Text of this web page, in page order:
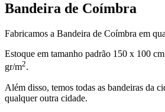
Bandeira de Coímbra
Fabricamos a Bandeira de Coímbra em
Estoque em tamanho padrão 150 x 100
gr/m2.
Além disso, temos todas as bandeiras da
qualquer outra cidade.